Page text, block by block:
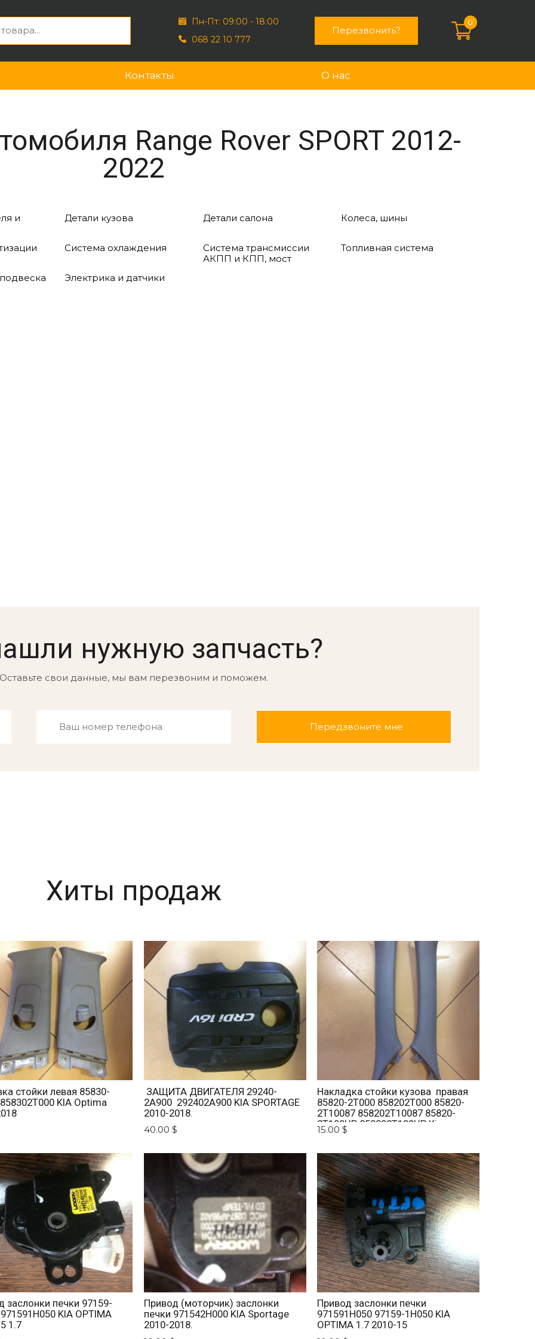
Пн-Пт: 09:00 - 18:00
068 22 10 777
Перезвонить?
0
Контакты О нас
Range Rover SPORT 2012-
2022
и Детали кузова Детали салона Колеса, шины
Система охлаждения
Система трансмиссии
АКПП и КПП, мост
Топливная система
Электрика и датчики
нужную запчасть?
Оставьте свои данные, мы вам перезвоним и поможем.
Хиты продаж
стойки левая 85830-
KIA Optima
ЗАЩИТА ДВИГАТЕЛЯ 29240-
2A900 292402A900 KIA SPORTAGE
2010-2018.
40.00 $
Накладка стойки кузова правая
85820-2T000 858202T000 85820-
2T10087 858202T10087 85820-
2T100UP 858202T100UP Kia
Optima 2010 -2015
15.00 $
заслонки печки 97159-
KIA OPTIMA
1.7
Привод (моторчик) заслонки
печки 971542H000 KIA Sportage
2010-2018.
Привод заслонки печки
971591H050 97159-1H050 KIA
OPTIMA 1.7 2010-15